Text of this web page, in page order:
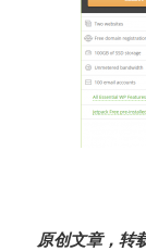
原创文章，转